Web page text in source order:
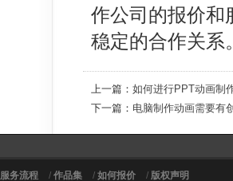
作公司的报价和
稳定的合作关系
上一篇： 如何进行PPT动画制
下一篇： 电脑制作动画需要有
服务流程 / 作品集 / 如何报价 / 版权声明